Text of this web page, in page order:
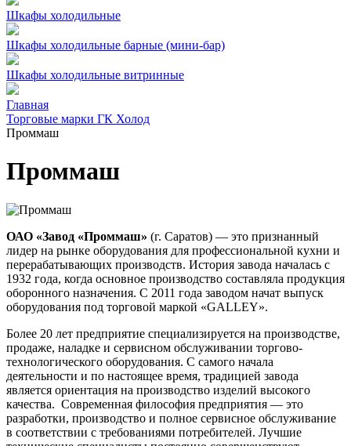
Шкафы холодильные
Шкафы холодильные барные (мини-бар)
Шкафы холодильные витринные
Главная
Торговые марки ГК Холод
Проммаш
Проммаш
ОАО «Завод «Проммаш» (г. Саратов) — это признанный
лидер на рынке оборудования для профессиональной кухни и
перерабатывающих производств. История завода началась с
1932 года, когда основное производство составляла продукция
оборонного назначения. С 2011 года заводом начат выпуск
оборудования под торговой маркой «GALLEY».
Более 20 лет предприятие специализируется на производстве,
продаже, наладке и сервисном обслуживании торгово-
технологического оборудования. С самого начала
деятельности и по настоящее время, традицией завода
является ориентация на производство изделий высокого
качества. Современная философия предприятия — это
разработки, производство и полное сервисное обслуживание
в соответствии с требованиями потребителей. Лучшие